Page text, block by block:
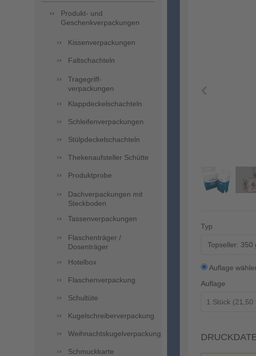
Produkt- und
Geschenkverpackungen
Kissenverpackungen
Faltschachteln
Tragegriff-
verpackungen
Klappdeckelschachteln
Schleifenverpackungen
Stülpdeckelschachteln
Thekenaufsteller Schütte
Produktprobe
Dachverpackungen mit
Steckboden
Tassenverpackungen
Flaschenträger /
Dosenträger
Hotelbox
Flaschenverpackung
Schultüte
Kugelschreiberverpackung
Weihnachtskugelverpackung
Schmuckkarte
Typ
Topseller: 350
Auflage
Auflage